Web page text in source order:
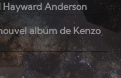
Anderson
album de Kenzo